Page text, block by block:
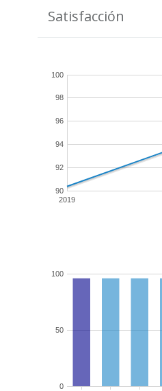
Satisfacción
2019
90
92
94
96
98
100
0
50
100